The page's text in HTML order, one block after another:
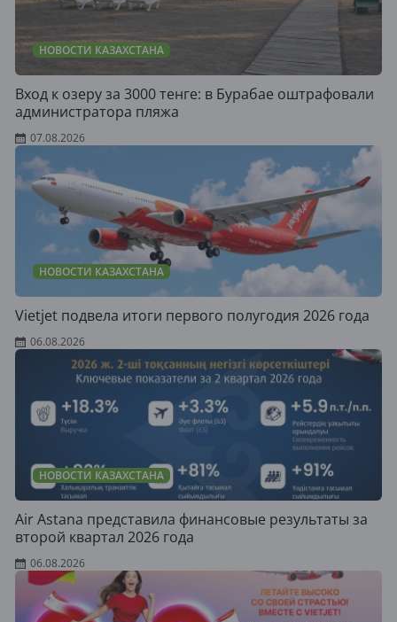
НОВОСТИ КАЗАХСТАНА
Вход к озеру за 3000 тенге: в Бурабае оштрафовали
администратора пляжа
07.08.2026
НОВОСТИ КАЗАХСТАНА
Vietjet подвела итоги первого полугодия 2026 года
06.08.2026
НОВОСТИ КАЗАХСТАНА
Air Astana представила финансовые результаты за
второй квартал 2026 года
06.08.2026